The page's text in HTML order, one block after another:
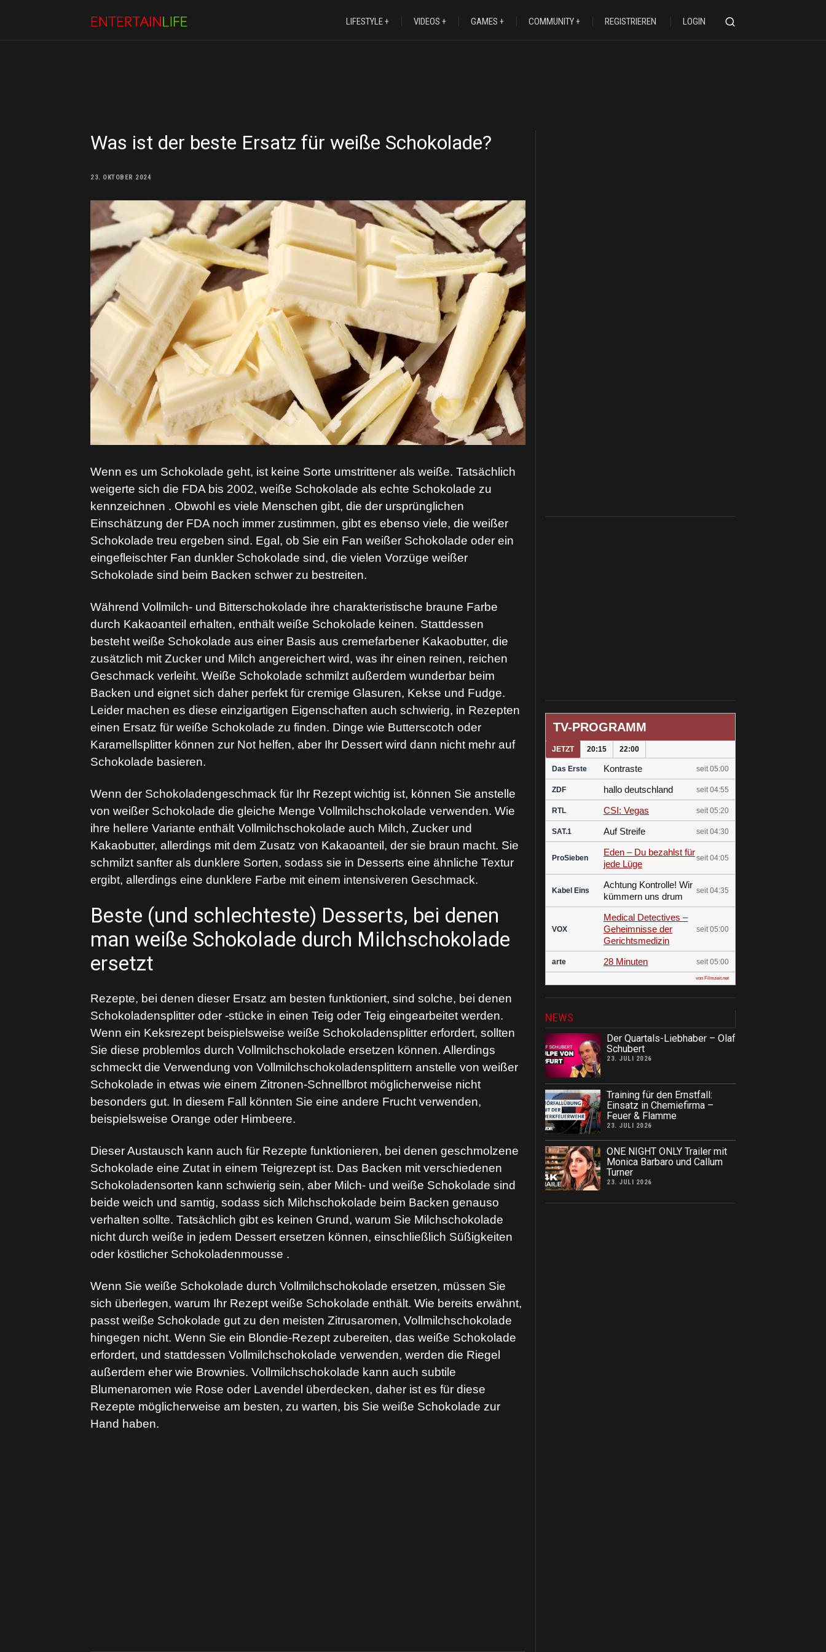
LIFESTYLE VIDEOS GAMES COMMUNITY REGISTRIEREN LOGIN
Was ist der beste Ersatz für weiße Schokolade?
23. OKTOBER 2024
Wenn es um Schokolade geht, ist keine Sorte umstrittener als weiße. Tatsächlich
weigerte sich die FDA bis 2002, weiße Schokolade als echte Schokolade zu
kennzeichnen . Obwohl es viele Menschen gibt, die der ursprünglichen
Einschätzung der FDA noch immer zustimmen, gibt es ebenso viele, die weißer
Schokolade treu ergeben sind. Egal, ob Sie ein Fan weißer Schokolade oder ein
eingefleischter Fan dunkler Schokolade sind, die vielen Vorzüge weißer
Schokolade sind beim Backen schwer zu bestreiten.
Während Vollmilch- und Bitterschokolade ihre charakteristische braune Farbe
durch Kakaoanteil erhalten, enthält weiße Schokolade keinen. Stattdessen
besteht weiße Schokolade aus einer Basis aus cremefarbener Kakaobutter, die
zusätzlich mit Zucker und Milch angereichert wird, was ihr einen reinen, reichen
Geschmack verleiht. Weiße Schokolade schmilzt außerdem wunderbar beim
Backen und eignet sich daher perfekt für cremige Glasuren, Kekse und Fudge.
Leider machen es diese einzigartigen Eigenschaften auch schwierig, in Rezepten
einen Ersatz für weiße Schokolade zu finden. Dinge wie Butterscotch oder
Karamellsplitter können zur Not helfen, aber Ihr Dessert wird dann nicht mehr auf
Schokolade basieren.
Wenn der Schokoladengeschmack für Ihr Rezept wichtig ist, können Sie anstelle
von weißer Schokolade die gleiche Menge Vollmilchschokolade verwenden. Wie
ihre hellere Variante enthält Vollmilchschokolade auch Milch, Zucker und
Kakaobutter, allerdings mit dem Zusatz von Kakaoanteil, der sie braun macht. Sie
schmilzt sanfter als dunklere Sorten, sodass sie in Desserts eine ähnliche Textur
ergibt, allerdings eine dunklere Farbe mit einem intensiveren Geschmack.
Beste (und schlechteste) Desserts, bei denen
man weiße Schokolade durch Milchschokolade
ersetzt
Rezepte, bei denen dieser Ersatz am besten funktioniert, sind solche, bei denen
Schokoladensplitter oder -stücke in einen Teig oder Teig eingearbeitet werden.
Wenn ein Keksrezept beispielsweise weiße Schokoladensplitter erfordert, sollten
Sie diese problemlos durch Vollmilchschokolade ersetzen können. Allerdings
schmeckt die Verwendung von Vollmilchschokoladensplittern anstelle von weißer
Schokolade in etwas wie einem Zitronen-Schnellbrot möglicherweise nicht
besonders gut. In diesem Fall könnten Sie eine andere Frucht verwenden,
beispielsweise Orange oder Himbeere.
Dieser Austausch kann auch für Rezepte funktionieren, bei denen geschmolzene
Schokolade eine Zutat in einem Teigrezept ist. Das Backen mit verschiedenen
Schokoladensorten kann schwierig sein, aber Milch- und weiße Schokolade sind
beide weich und samtig, sodass sich Milchschokolade beim Backen genauso
verhalten sollte. Tatsächlich gibt es keinen Grund, warum Sie Milchschokolade
nicht durch weiße in jedem Dessert ersetzen können, einschließlich Süßigkeiten
oder köstlicher Schokoladenmousse .
Wenn Sie weiße Schokolade durch Vollmilchschokolade ersetzen, müssen Sie
sich überlegen, warum Ihr Rezept weiße Schokolade enthält. Wie bereits erwähnt,
passt weiße Schokolade gut zu den meisten Zitrusaromen, Vollmilchschokolade
hingegen nicht. Wenn Sie ein Blondie-Rezept zubereiten, das weiße Schokolade
erfordert, und stattdessen Vollmilchschokolade verwenden, werden die Riegel
außerdem eher wie Brownies. Vollmilchschokolade kann auch subtile
Blumenaromen wie Rose oder Lavendel überdecken, daher ist es für diese
Rezepte möglicherweise am besten, zu warten, bis Sie weiße Schokolade zur
Hand haben.
TV-PROGRAMM
JETZT 20:15 22:00
Das Erste Kontraste seit 05:00
ZDF hallo deutschland seit 04:55
RTL CSI: Vegas seit 05:20
SAT.1 Auf Streife seit 04:30
ProSieben
Eden – Du bezahlst für
jede Lüge
seit 04:05
Kabel Eins
Achtung Kontrolle! Wir
kümmern uns drum
seit 04:35
VOX
Medical Detectives –
Geheimnisse der
Gerichtsmedizin
seit 05:00
arte 28 Minuten seit 05:00
von Filmzeit.net
NEWS
Der Quartals-Liebhaber – Olaf
Schubert
23. JULI 2026
Training für den Ernstfall:
Einsatz in Chemiefirma –
Feuer & Flamme
23. JULI 2026
ONE NIGHT ONLY Trailer mit
Monica Barbaro und Callum
Turner
23. JULI 2026